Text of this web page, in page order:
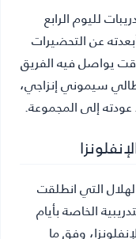
لليوم الرابع
عن التحضيرات
يواصل فيه الفريق
سيموني إنزاجي،
إلى المجموعة.
التي انطلقت
الخاصة بأيام
وفق ما